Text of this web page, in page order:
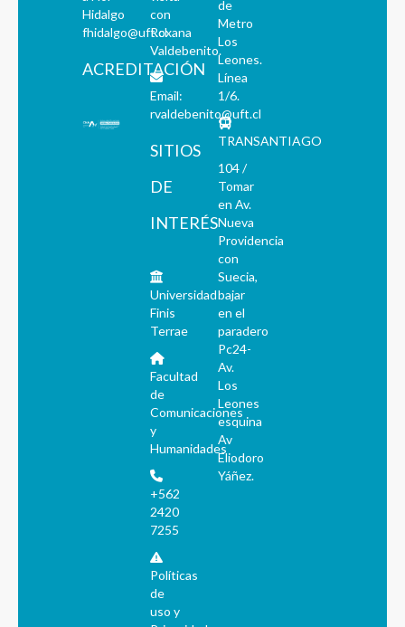
Hidalgo
fhidalgo@uft.cl
ACREDITACIÓN
con
Roxana
Valdebenito.
Email:
rvaldebenito@uft.cl
SITIOS
DE
INTERÉS
Universidad
Finis
Terrae
Facultad
de
Comunicaciones
y
Humanidades
+562
2420
7255
Políticas
de
uso y
de
Metro
Los
Leones.
Línea
1/6.
TRANSANTIAGO
104 /
Tomar
en Av.
Nueva
Providencia
con
Suecia,
bajar
en el
paradero
Pc24-
Av.
Los
Leones
esquina
Av
Eliodoro
Yáñez.